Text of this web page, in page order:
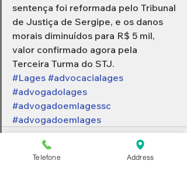
sentença foi reformada pelo Tribunal
de Justiça de Sergipe, e os danos
morais diminuídos para R$ 5 mil,
valor confirmado agora pela
Terceira Turma do STJ.
#Lages #advocacialages
#advogadolages
#advogadoemlagessc
#advogadoemlages
Telefone Address